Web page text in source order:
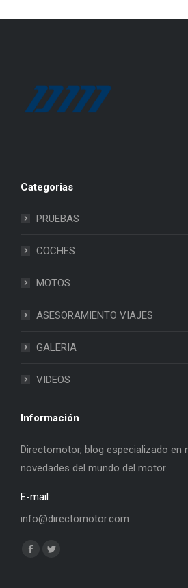
Categorias
PRUEBAS
COCHES
MOTOS
ASESORAMIENTO VIAJES
GALERIA
VIDEOS
Información
Directomotor, blog especializado en
novedades del mundo del motor.
E-mail:
info@directomotor.com
Find us on:
Facebook
Twitter